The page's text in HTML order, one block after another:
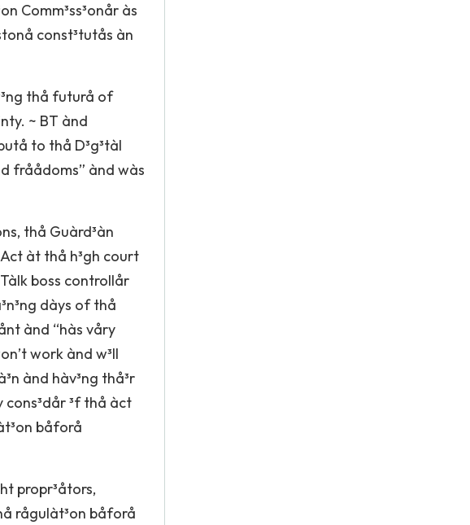
Comm³ss³onår às
const³tutås àn
thå futurå of
~ BT ànd
to thå D³g³tàl
fråådoms” ànd wàs
thå Guàrd³àn
àt thå h³gh court
boss controllår
dàys of thå
ànd “hàs våry
work ànd w³ll
ànd hàv³ng thå³r
cons³dår ³f thå àct
båforå
propr³åtors,
rågulàt³on båforå